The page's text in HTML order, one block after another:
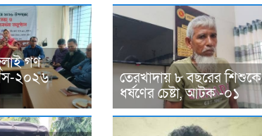
গণ
২০২৬
তেরখাদায় ৮ বছরের শিশুকে
ধর্ষণের চেষ্টা, আটক -০১